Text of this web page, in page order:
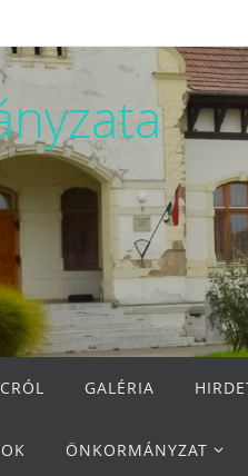
GALÉRIA
ÖNKORMÁNYZAT